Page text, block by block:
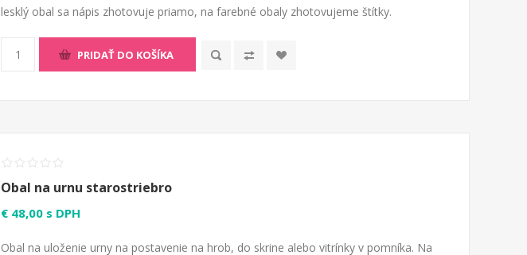
lesklý obal sa nápis zhotovuje priamo, na farebné obaly zhotovujeme štítky.
PRIDAŤ DO KOŠÍKA
Obal na urnu starostriebro
€ 48,00 s DPH
Obal na uloženie urny na postavenie na hrob, do skrine alebo vitrínky v pomníka. Na